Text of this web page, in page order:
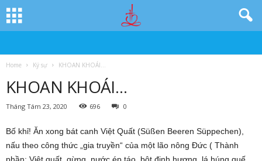
Home Ký sự KHOAN KHOÁI…
KHOAN KHOÁI…
Tháng Tám 23, 2020 696 0
Bố khỉ! Ăn xong bát canh Việt Quất (Süßen Beeren Süppechen),
nấu theo công thức „gia truyền“ của một lão nông Đức ( Thành